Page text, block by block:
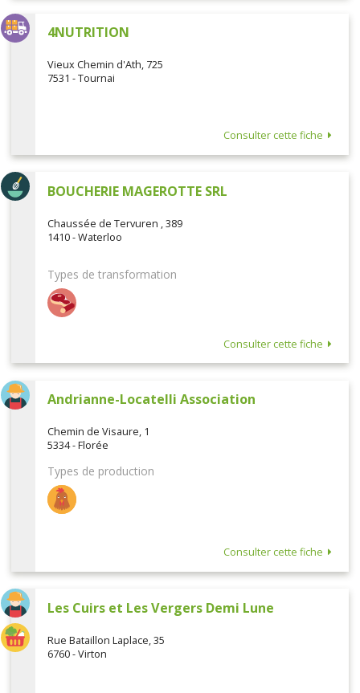
4NUTRITION
Vieux Chemin d'Ath, 725
7531 - Tournai
Consulter cette fiche
BOUCHERIE MAGEROTTE SRL
Chaussée de Tervuren , 389
1410 - Waterloo
Types de transformation
Consulter cette fiche
Andrianne-Locatelli Association
Chemin de Visaure, 1
5334 - Florée
Types de production
Consulter cette fiche
Les Cuirs et Les Vergers Demi Lune
Rue Bataillon Laplace, 35
6760 - Virton